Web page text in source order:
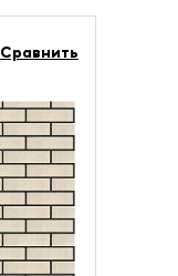
Сравнить